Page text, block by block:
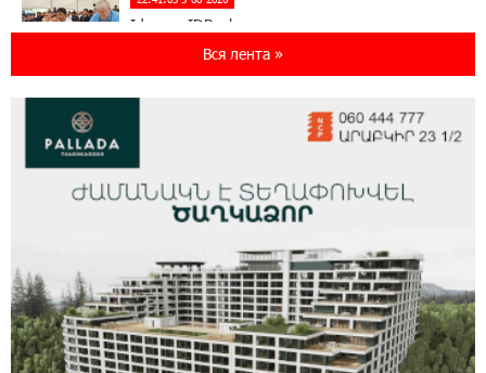
Idram и IDBank - рядом со стартапами на
Seaside Startup Summit
В мобильном приложении Юнибанка теперь
imID
«Бесплатные бонусы в играх»: IDBank
предупреждает о кибератаках на школьников
11:21:15 31-07-2026
ЕАЭС со временем будет расширяться. Когда-
Вся лента »